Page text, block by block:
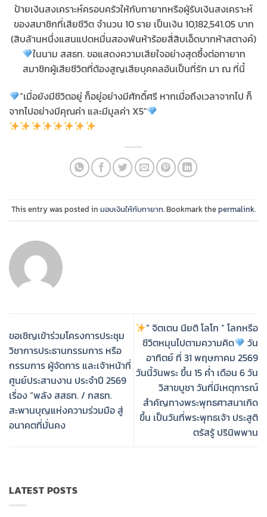
ป้ายเงินสงเคราะห์ครอบครัวให้กับทายาทหรือผู้รับเงินสงเคราะห์
ของสมาชิกที่เสียชีวิต จำนวน 10 ราย เป็นเงิน 10,182,541.05 บาท
(สิบล้านหนึ่งแสนแปดหมื่นสองพันห้าร้อยสี่สิบเอ็ดบาทห้าสตางค์)
ในนาม สสธท. ขอแสดงความเสียใจอย่างสุดซึ้งต่อทายาท
สมาชิกผู้เสียชีวิตที่ต้องสูญเสียบุคคลอันเป็นที่รัก มา ณ ที่นี้
”เมื่อยังมีชีวิตอยู่ ก็อยู่อย่างมีศักดิ์ศรี หากเมื่อถึงเวลาจากไป ก็
จากไปอย่างมีคุณค่า และมีมูลค่า X5″
This entry was posted in มอบเงินให้กับทายาท. Bookmark thepermalink.
ขอเชิญเข้าร่วมโครงการประชุม
วิชาการประธานกรรมการ หรือ
กรรมการ ผู้จัดการ และเจ้าหน้าที่
ศูนย์ประสานงาน ประจำปี 2569
เรื่อง “พลัง สสธท. / กสธท.
สะพานบุญแห่งความร่วมมือ สู่
อนาคตที่มั่นคง
” จิตเตน นียติ โลโก ” โลกหรือ
ชีวิตหมุนไปตามความคิด
วัน
อาทิตย์ ที่ 31 พฤษภาคม 2569
วันนี้วันพระ ขึ้น 15 ค่ำ เดือน 6 วัน
วิสาขบูชา วันที่มีเหตุการณ์
สำคัญทางพระพุทธศาสนาเกิด
ขึ้น เป็นวันที่พระพุทธเจ้า ประสูติ
ตรัสรู้ ปรินิพพาน
LATEST POSTS